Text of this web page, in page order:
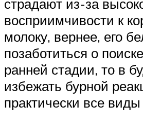
страдают из-за
восприимчивости к
молоку, вернее, его
позаботиться о
ранней стадии, то в
избежать бурной
практически все